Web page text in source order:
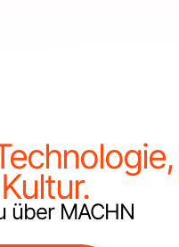
über MACHN